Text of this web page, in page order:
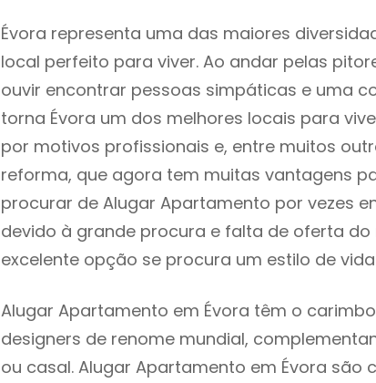
Évora representa uma das maiores
local perfeito para viver. Ao andar pelas
ouvir encontrar pessoas simpáticas e uma
torna Évora um dos melhores locais para
por motivos profissionais e, entre muitos
reforma, que agora tem muitas vantagens
procurar de Alugar Apartamento por vezes
devido à grande procura e falta de oferta
excelente opção se procura um estilo de
Alugar Apartamento em Évora têm o
designers de renome mundial,
ou casal. Alugar Apartamento em Évora são